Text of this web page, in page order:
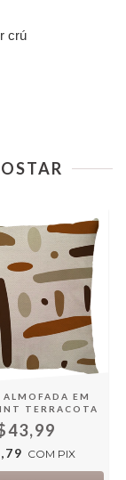
crú
ALMOFADA EM
TERRACOTA
COM PIX